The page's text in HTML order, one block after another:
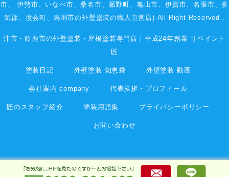
市、 伊勢市、いなべ市、桑名市、菰野町、 亀山市、伊賀市、名張市、多
気郡、度会町、鳥羽市の外壁塗装の職人直営店) All Right Reserved .
津市・鈴鹿市の外壁塗装・屋根塗装専門店｜平成24年創業 リペイント
匠
塗装日記 外壁塗装 知恵袋 外壁塗装 動画
会社案内 company 代表挨拶・プロフィール
匠のスタッフ紹介 塗装用語集 プライバシーポリシー
お問い合わせ